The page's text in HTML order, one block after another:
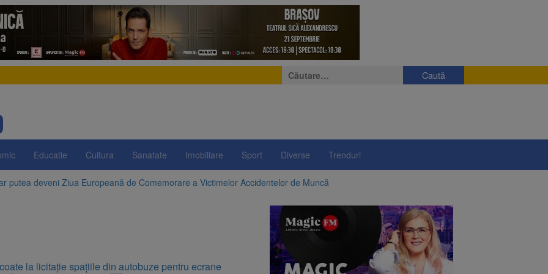
Caută
după:
Educatie Cultura Sanatate Imobiliare Sport Diverse Trenduri
putea deveni Ziua Europeană de Comemorare a Victimelor Accidentelor de Muncă
la apelul pentru reducerea consumului de energie. Nivelul Dunării a început să crească
Română pentru Iluminat cere reducerea luminii pe timpul nopții, nu oprirea iluminatului public
la licitație spațiile din autobuze pentru ecrane